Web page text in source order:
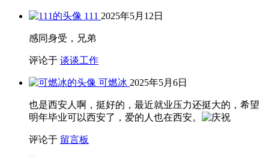
111 2025年5月12日
感同身受，兄弟
评论于 谈谈工作
可燃冰 2025年5月6日
也是西安人啊，挺好的，最近就业压力还挺大的，希望
明年毕业可以西安了，爱的人也在西安。
评论于 留言板